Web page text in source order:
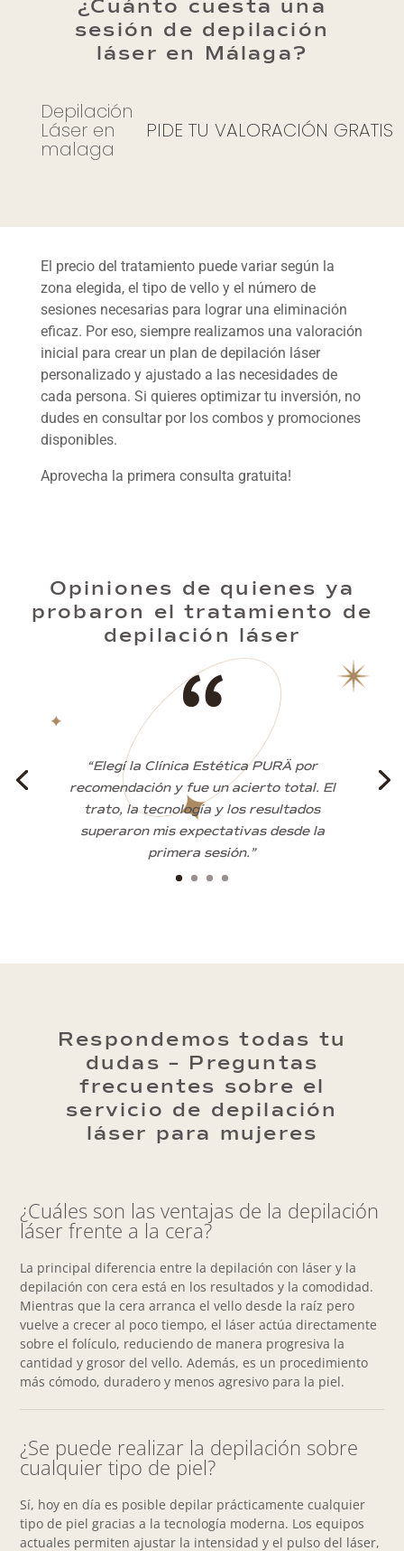
¿Cuánto cuesta una
sesión de depilación
láser en Málaga?
Depilación
Láser en
malaga
PIDE TU VALORACIÓN GRATIS
El precio del tratamiento puede variar según la
zona elegida, el tipo de vello y el número de
sesiones necesarias para lograr una eliminación
eficaz. Por eso, siempre realizamos una valoración
inicial para crear un plan de depilación láser
personalizado y ajustado a las necesidades de
cada persona. Si quieres optimizar tu inversión, no
dudes en consultar por los combos y promociones
disponibles.
Aprovecha la primera consulta gratuita!
Opiniones de quienes ya
probaron el tratamiento de
depilación láser
“
“Elegí la Clínica Estética PURÄ por
recomendación y fue un acierto total. El
trato, la tecnología y los resultados
superaron mis expectativas desde la
primera sesión.”
Respondemos todas tu
dudas – Preguntas
frecuentes sobre el
servicio de depilación
láser para mujeres
¿Cuáles son las ventajas de la depilación
láser frente a la cera?
La principal diferencia entre la depilación con láser y la
depilación con cera está en los resultados y la comodidad.
Mientras que la cera arranca el vello desde la raíz pero
vuelve a crecer al poco tiempo, el láser actúa directamente
sobre el folículo, reduciendo de manera progresiva la
cantidad y grosor del vello. Además, es un procedimiento
más cómodo, duradero y menos agresivo para la piel.
¿Se puede realizar la depilación sobre
cualquier tipo de piel?
Sí, hoy en día es posible depilar prácticamente cualquier
tipo de piel gracias a la tecnología moderna. Los equipos
actuales permiten ajustar la intensidad y el pulso del láser,